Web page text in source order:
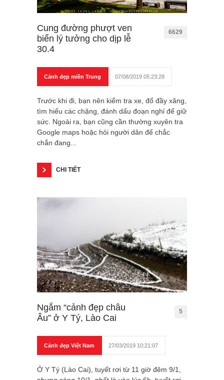
Cung đường phượt ven
biển lý tưởng cho dịp lễ
30.4
6629
Cảnh đẹp miền Trung 07/08/2019 05:23:28
Trước khi đi, bạn nên kiểm tra xe, đổ đầy xăng,
tìm hiểu các chặng, đánh dấu đoạn nghỉ để giữ
sức. Ngoài ra, bạn cũng cần thường xuyên tra
Google maps hoặc hỏi người dân để chắc
chắn đang...
CHI TIẾT
Ngắm “cảnh đẹp châu
Âu” ở Y Tý, Lào Cai
5
Cảnh đẹp Việt Nam 27/03/2019 10:21:07
Ở Y Tý (Lào Cai), tuyết rơi từ 11 giờ đêm 9/1,